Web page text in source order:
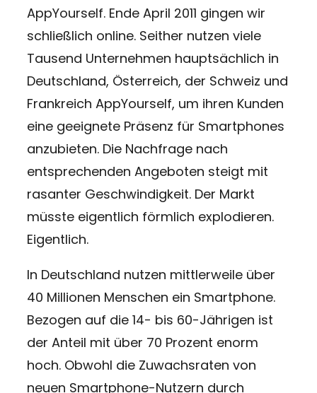
AppYourself. Ende April 2011 gingen wir
schließlich online. Seither nutzen viele
Tausend Unternehmen hauptsächlich in
Deutschland, Österreich, der Schweiz und
Frankreich AppYourself, um ihren Kunden
eine geeignete Präsenz für Smartphones
anzubieten. Die Nachfrage nach
entsprechenden Angeboten steigt mit
rasanter Geschwindigkeit. Der Markt
müsste eigentlich förmlich explodieren.
Eigentlich.
In Deutschland nutzen mittlerweile über
40 Millionen Menschen ein Smartphone.
Bezogen auf die 14- bis 60-Jährigen ist
der Anteil mit über 70 Prozent enorm
hoch. Obwohl die Zuwachsraten von
neuen Smartphone-Nutzern durch